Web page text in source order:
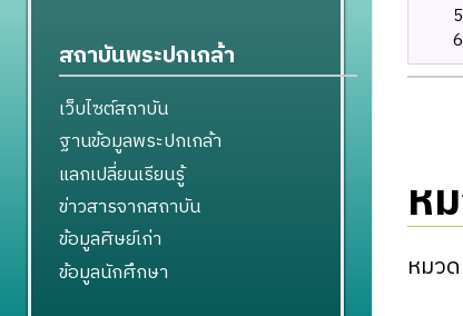
ห
หมว
สถาบันพระปกเกล้า
เว็บไซต์สถาบัน
ฐานข้อมูลพระปกเกล้า
แลกเปลี่ยนเรียนรู้
ข่าวสารจากสถาบัน
ข้อมูลศิษย์เก่า
ข้อมูลนักศึกษา